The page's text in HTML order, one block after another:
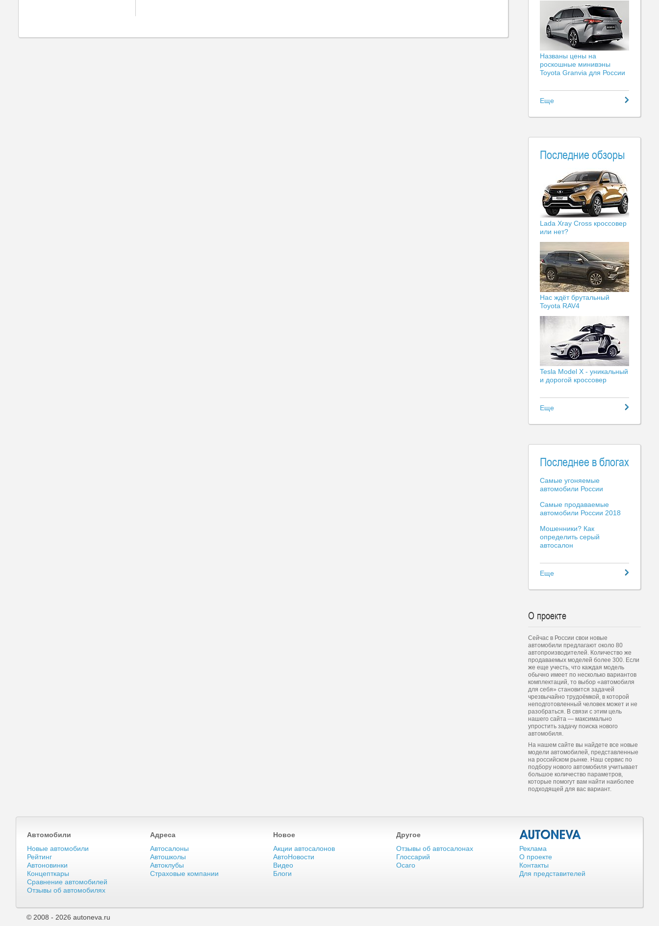
Названы цены на
роскошные минивэны
Toyota Granvia для России
Еще
Последние обзоры
Lada Xray Cross кроссовер
или нет?
Нас ждёт брутальный
Toyota RAV4
Tesla Model X - уникальный
и дорогой кроссовер
Еще
Последнее в блогах
Самые угоняемые
автомобили России
Самые продаваемые
автомобили России 2018
Мошенники? Как
определить серый
автосалон
Еще
О проекте
Сейчас в России свои новые
автомобили предлагают около 80
автопроизводителей. Количество же
продаваемых моделей более 300. Если
же еще учесть, что каждая модель
обычно имеет по несколько вариантов
комплектаций, то выбор «автомобиля
для себя» становится задачей
чрезвычайно трудоёмкой, в которой
неподготовленный человек может и не
разобраться. В связи с этим цель
нашего сайта — максимально
упростить задачу поиска нового
автомобиля.
На нашем сайте вы найдете все новые
модели автомобилей, представленные
на российском рынке. Наш сервис по
подбору нового автомобиля учитывает
большое количество параметров,
которые помогут вам найти наиболее
подходящей для вас вариант.
Автомобили Адреса Новое
Другое
Новые автомобили
Рейтинг
Автоновинки
Концепткары
Сравнение автомобилей
Отзывы об автомобилях
Автосалоны
Автошколы
Автоклубы
Страховые компании
Акции автосалонов
АвтоНовости
Видео
Блоги
Отзывы об автосалонах
Глоссарий
Осаго
Реклама
О проекте
Контакты
Для представителей
© 2008 - 2026 autoneva.ru